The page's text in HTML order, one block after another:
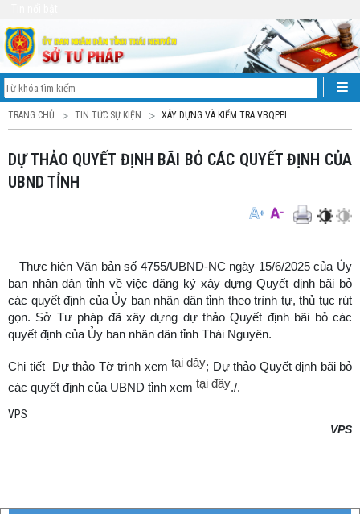
TRANG CHỦ TIN TỨC SỰ KIỆN XÂY DỰNG VÀ KIỂM TRA VBQPPL
DỰ THẢO QUYẾT ĐỊNH BÃI BỎ CÁC QUYẾT ĐỊNH CỦA
UBND TỈNH
Thực hiện Văn bản số 4755/UBND-NC ngày 15/6/2025 của Ủy
ban nhân dân tỉnh về việc đăng ký xây dựng Quyết định bãi bỏ
các quyết định của Ủy ban nhân dân tỉnh theo trình tự, thủ tục rút
gọn. Sở Tư pháp đã xây dựng dự thảo Quyết định bãi bỏ các
quyết định của Ủy ban nhân dân tỉnh Thái Nguyên.
Chi tiết Dự thảo Tờ trình xem tại đây; Dự thảo Quyết định bãi bỏ
các quyết định của UBND tỉnh xem tại đây./.
VPS
VPS